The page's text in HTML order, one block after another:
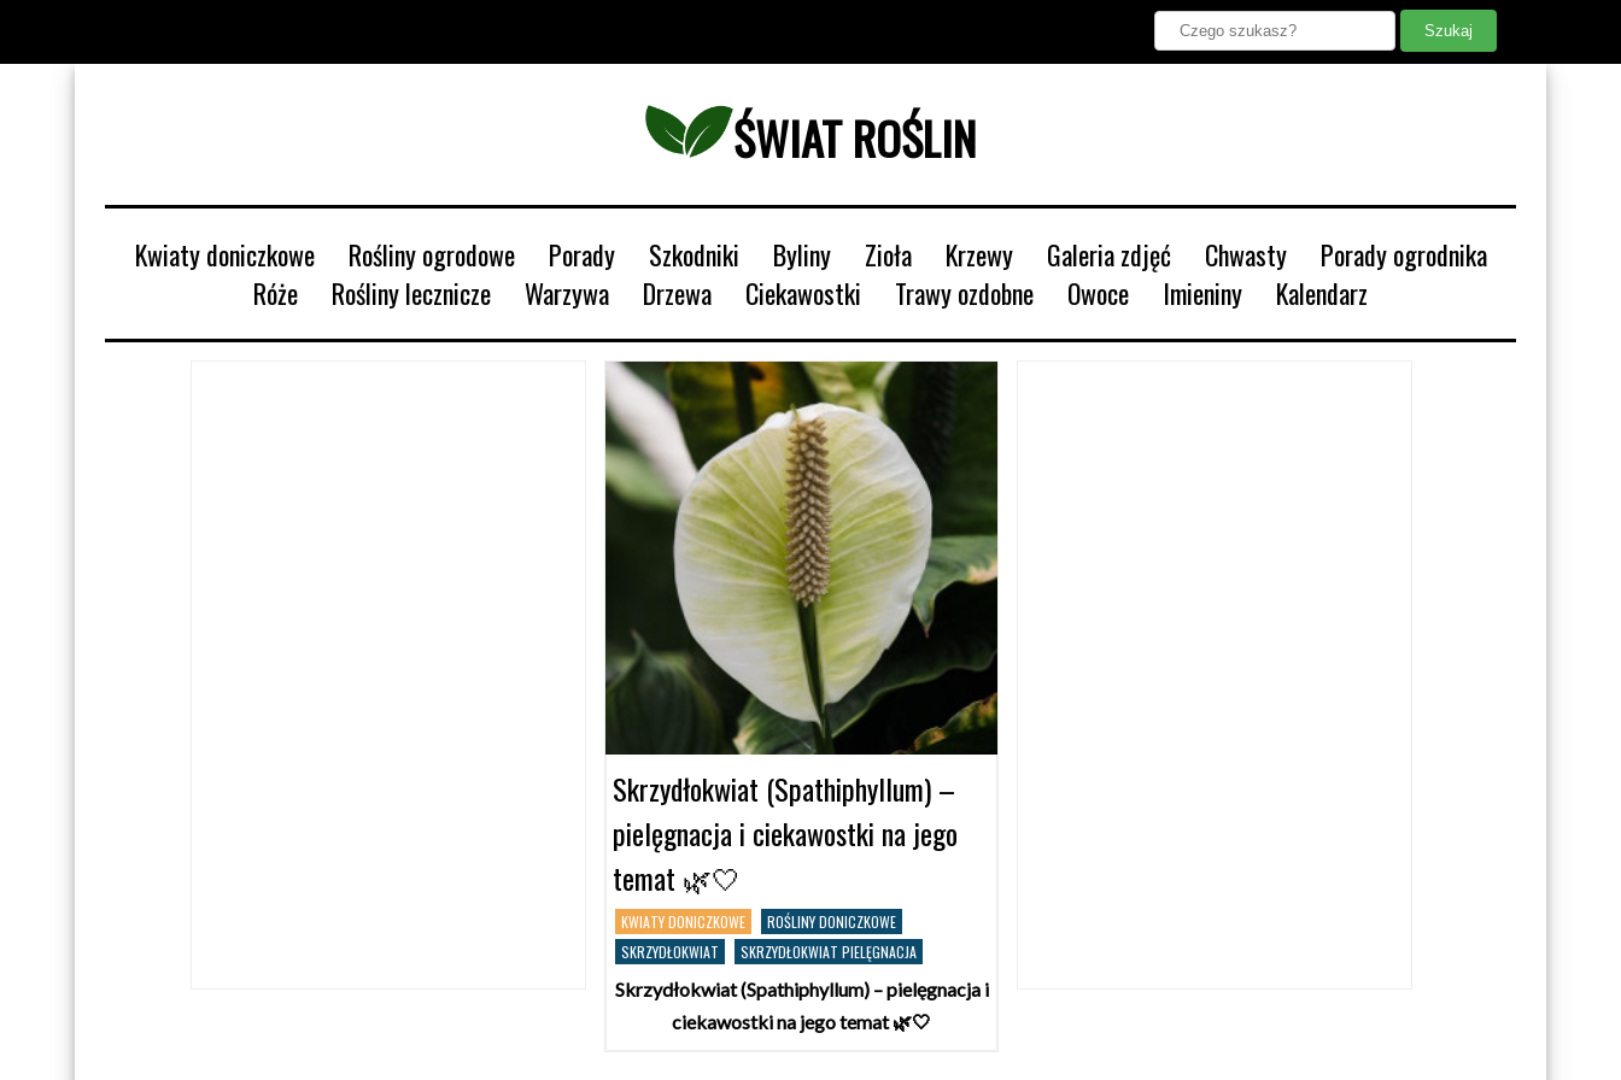
ŚWIAT ROŚLIN
Kwiaty doniczkowe Rośliny ogrodowe Porady Szkodniki Byliny Zioła Krzewy Galeria zdjęć Chwasty
Porady ogrodnika
Róże
Rośliny lecznicze Warzywa Drzewa Ciekawostki Trawy ozdobne Owoce Imieniny Kalendarz
Skrzydłokwiat (Spathiphyllum) –
pielęgnacja i ciekawostki na jego
temat 🌿🤍
KWIATY DONICZKOWE
ROŚLINY DONICZKOWE
SKRZYDŁOKWIAT
SKRZYDŁOKWIAT PIELĘGNACJA
Skrzydłokwiat (Spathiphyllum) – pielęgnacja i
ciekawostki na jego temat 🌿🤍